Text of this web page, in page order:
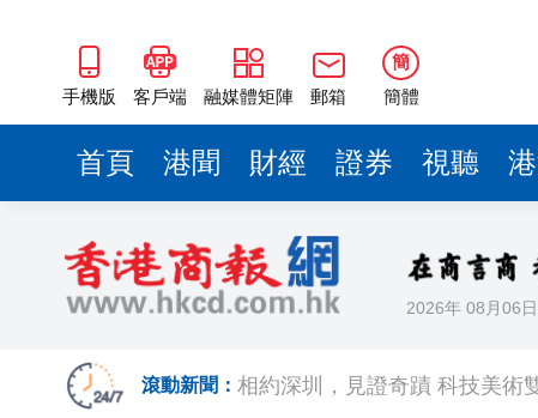
手機版 客戶端 融媒體矩陣 郵箱
簡
簡體
首頁 港聞 財經 證券 視聽
2026年 08月06日
滾動新聞： 歐足聯：抵制國際足聯賽事立